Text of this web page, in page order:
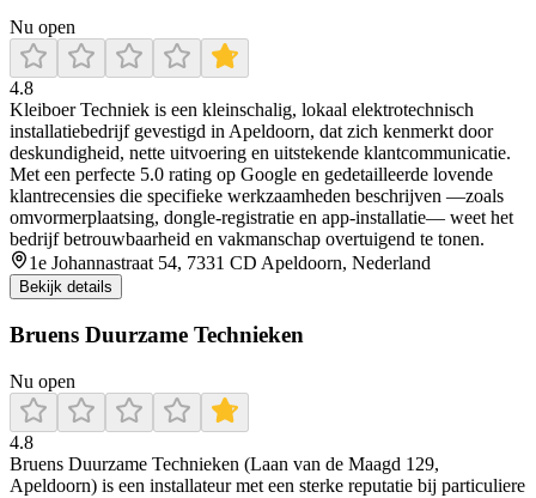
Nu open
4.8
Kleiboer Techniek is een kleinschalig, lokaal elektrotechnisch
installatiebedrijf gevestigd in Apeldoorn, dat zich kenmerkt door
deskundigheid, nette uitvoering en uitstekende klantcommunicatie.
Met een perfecte 5.0 rating op Google en gedetailleerde lovende
klantrecensies die specifieke werkzaamheden beschrijven —zoals
omvormerplaatsing, dongle-registratie en app‑installatie— weet het
bedrijf betrouwbaarheid en vakmanschap overtuigend te tonen.
1e Johannastraat 54, 7331 CD Apeldoorn, Nederland
Bekijk details
Bruens Duurzame Technieken
Nu open
4.8
Bruens Duurzame Technieken (Laan van de Maagd 129,
Apeldoorn) is een installateur met een sterke reputatie bij particuliere